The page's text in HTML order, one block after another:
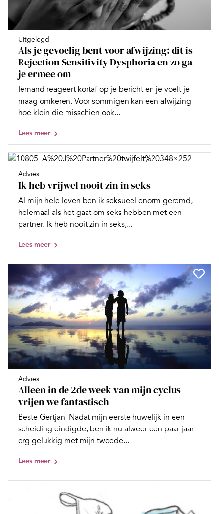
Uitgelegd
Als je gevoelig bent voor afwijzing: dit is
Rejection Sensitivity Dysphoria en zo ga
je ermee om
Iemand reageert kortaf op je bericht en je voelt je
maag omkeren. Voor sommigen kan een afwijzing –
hoe klein die misschien ook...
Lees meer
Advies
Ik heb vrijwel nooit zin in seks
Al mijn hele leven ben ik seksueel enorm geremd,
helemaal als het gaat om seks hebben met een
partner. Ik heb nooit zin in seks,...
Lees meer
Advies
Alleen in de 2de week van mijn cyclus
vrijen we fantastisch
Beste Gertjan, Nadat mijn eerste huwelijk in een
scheiding eindigde, ben ik nu alweer een paar jaar
erg gelukkig met mijn tweede...
Lees meer